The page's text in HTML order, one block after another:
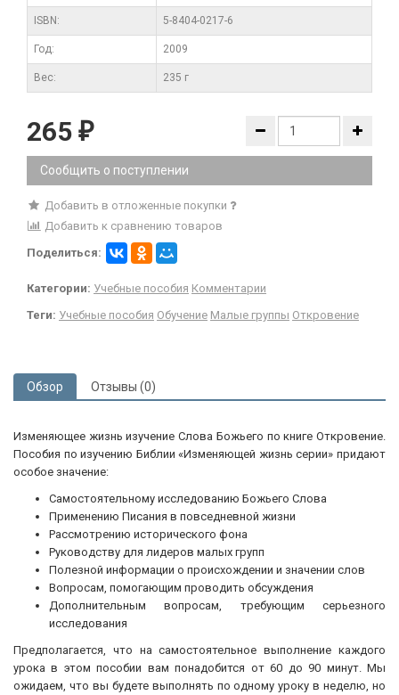
ISBN: 5-8404-0217-6
Год: 2009
Вес: 235 г
265 ₽
Сообщить о поступлении
Добавить в отложенные покупки
Добавить к сравнению товаров
Поделиться:
Категории: Учебные пособия Комментарии
Теги: Учебные пособия Обучение Малые группы Откровение
Обзор Отзывы (0)
Изменяющее жизнь изучение Слова Божьего по книге Откровение.
Пособия по изучению Библии «Изменяющей жизнь серии» придают
особое значение:
Самостоятельному исследованию Божьего Слова
Применению Писания в повседневной жизни
Рассмотрению исторического фона
Руководству для лидеров малых групп
Полезной информации о происхождении и значении слов
Вопросам, помогающим проводить обсуждения
Дополнительным вопросам, требующим серьезного
исследования
Предполагается, что на самостоятельное выполнение каждого
урока в этом пособии вам понадобится от 60 до 90 минут. Мы
ожидаем, что вы будете выполнять по одному уроку в неделю, но